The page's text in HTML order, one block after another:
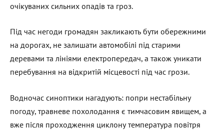
очікуваних сильних опадів та гроз.
Під час негоди громадян закликають бути обережними
на дорогах, не залишати автомобілі під старими
деревами та лініями електропередач, а також уникати
перебування на відкритій місцевості під час грози.
Водночас синоптики нагадують: попри нестабільну
погоду, травневе похолодання є тимчасовим явищем, а
вже після проходження циклону температура повітря